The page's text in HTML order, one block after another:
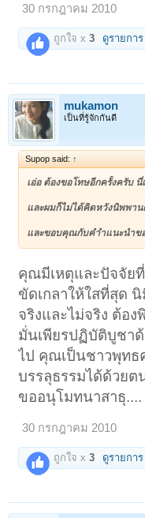
30 กรกฎาคม 2010
ถูกใจ x3 ดูรายการ
mukamon
เป็นที่รู้จักกันดี
Supop said: ↑
เอ่อ ต้องขอโทษอีกครั้งครับ
และผมก็ไม่ได้คิดหวังนิพพา
และขอบคุณกับคำำแนะนำข
คุณมีเหตุและปัจจัยที่
ขัดเกลาให้ใสที่สุด
จริงและไม่จริง ต้อ
มั่นเพียรปฏิบัติบูชา
ไป คุณเป็นชาวพุท
บรรลุธรรมได้ด้วยต
ขออนุโมทนาสาธุ....
30 กรกฎาคม 2010
ถูกใจ x3 ดูรายการ